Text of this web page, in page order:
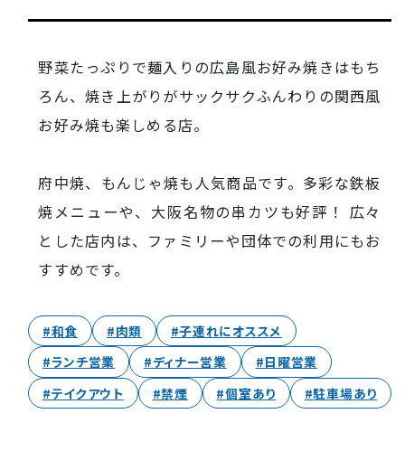
野菜たっぷりで麺入りの広島風お好み焼きはもち
ろん、焼き上がりがサックサクふんわりの関西風
お好み焼も楽しめる店。
府中焼、もんじゃ焼も人気商品です。多彩な鉄板
焼メニューや、大阪名物の串カツも好評！ 広々
とした店内は、ファミリーや団体での利用にもお
すすめです。
#和食 #肉類
#子連れにオススメ
#ランチ営業
#ディナー営業
#日曜営業
#テイクアウト
#禁煙 #個室あり #駐車場あり
その他注目コンテンツ